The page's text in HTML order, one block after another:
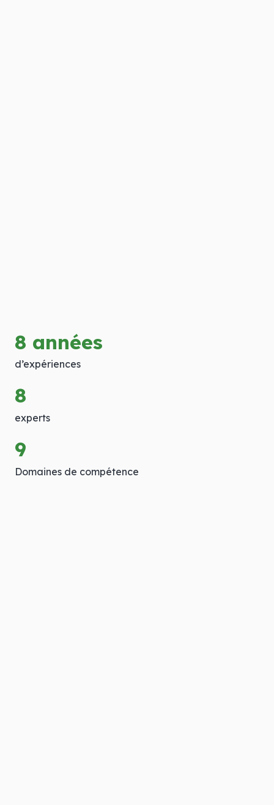
8 années
d’expériences
8
experts
9
Domaines de compétence